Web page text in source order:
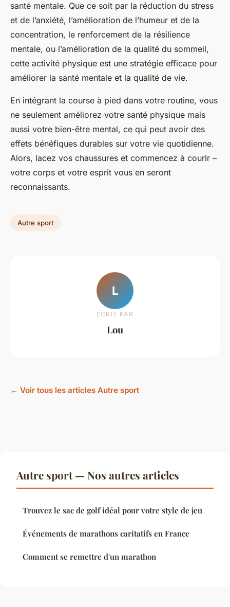
santé mentale. Que ce soit par la réduction du stress
et de l’anxiété, l’amélioration de l’humeur et de la
concentration, le renforcement de la résilience
mentale, ou l’amélioration de la qualité du sommeil,
cette activité physique est une stratégie efficace pour
améliorer la santé mentale et la qualité de vie.
En intégrant la course à pied dans votre routine, vous
ne seulement améliorez votre santé physique mais
aussi votre bien-être mental, ce qui peut avoir des
effets bénéfiques durables sur votre vie quotidienne.
Alors, lacez vos chaussures et commencez à courir –
votre corps et votre esprit vous en seront
reconnaissants.
Autre sport
L
ECRIT PAR
Lou
← Voir tous les articles Autre sport
Autre sport — Nos autres articles
Trouvez le sac de golf idéal pour votre style de jeu
Événements de marathons caritatifs en France
Comment se remettre d'un marathon